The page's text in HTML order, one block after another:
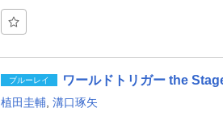
ブルーレイ ワールドトリガー the
植田圭輔 溝口琢矢